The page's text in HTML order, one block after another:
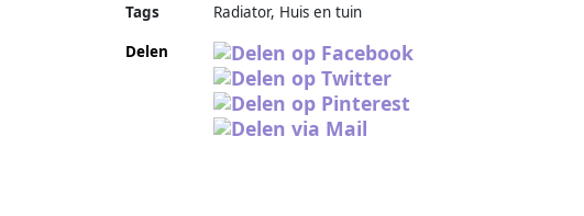
Tags
Radiator, Huis en tuin
Delen